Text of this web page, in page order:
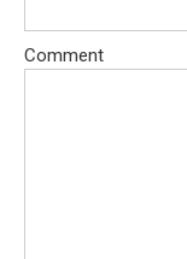
Comment